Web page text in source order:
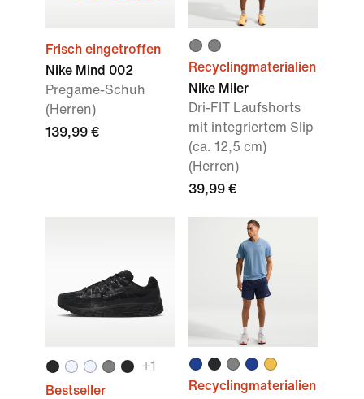
Frisch eingetroffen
Nike Mind 002
Pregame-Schuh
(Herren)
139,99 €
Recyclingmaterialien
Nike Miler
Dri-FIT Laufshorts
mit integriertem Slip
(ca. 12,5 cm)
(Herren)
39,99 €
+1
Bestseller
Recyclingmaterialien